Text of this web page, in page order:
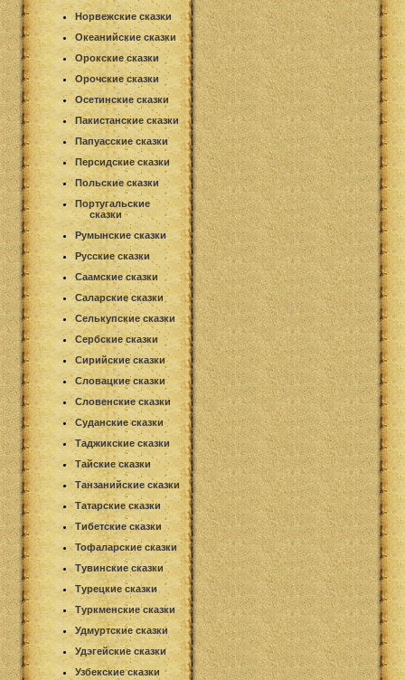
Норвежские сказки
Океанийские сказки
Орокские сказки
Орочские сказки
Осетинские сказки
Пакистанские сказки
Папуасские сказки
Персидские сказки
Польские сказки
Португальские
сказки
Румынские сказки
Русские сказки
Саамские сказки
Саларские сказки
Селькупские сказки
Сербские сказки
Сирийские сказки
Словацкие сказки
Словенские сказки
Суданские сказки
Таджикские сказки
Тайские сказки
Танзанийские сказки
Татарские сказки
Тибетские сказки
Тофаларские сказки
Тувинские сказки
Турецкие сказки
Туркменские сказки
Удмуртские сказки
Удэгейские сказки
Узбекские сказки